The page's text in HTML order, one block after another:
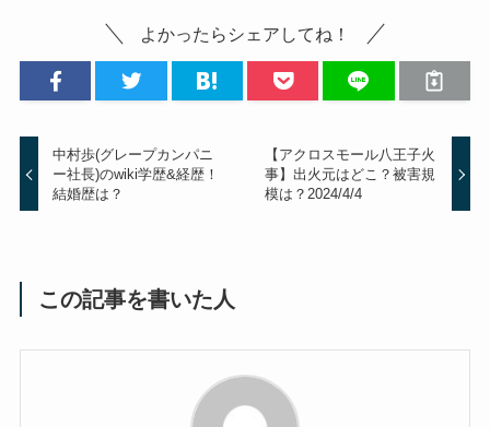
よかったらシェアしてね！
中村歩(グレープカンパニ
ー社長)のwiki学歴&経歴！
結婚歴は？
【アクロスモール八王子火
事】出火元はどこ？被害規
模は？2024/4/4
この記事を書いた人